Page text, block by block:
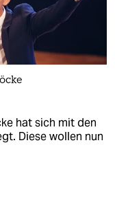
hat sich mit den
Diese wollen nun